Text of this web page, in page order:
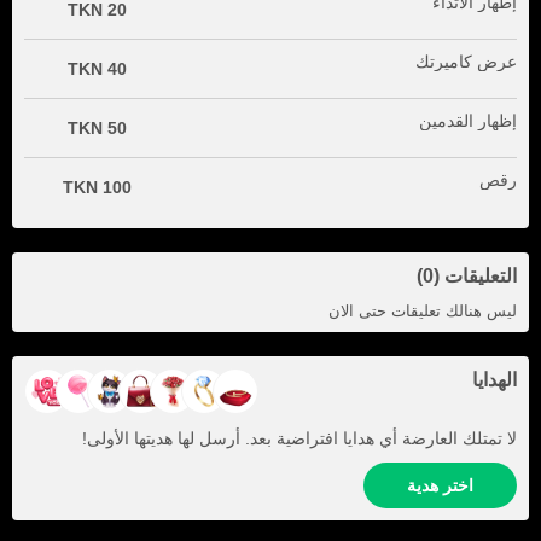
20 TKN
عرض كاميرتك 40 TKN
إظهار القدمين 50 TKN
رقص 100 TKN
التعليقات (0)
ليس هنالك تعليقات حتى الان
الهدايا
لا تمتلك العارضة أي هدايا افتراضية بعد. أرسل لها هديتها الأولى!
اختر هدية